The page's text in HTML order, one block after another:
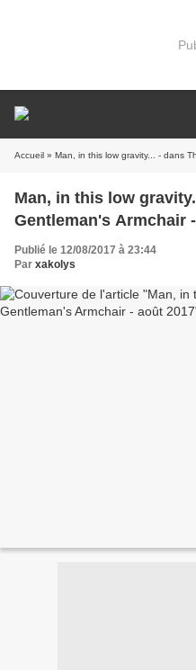
Accueil » Man, in this low gravity... - dans
Man, in this low
Gentleman's Armchair
Publié le 12/08/2017 à 23:44
Par xakolys